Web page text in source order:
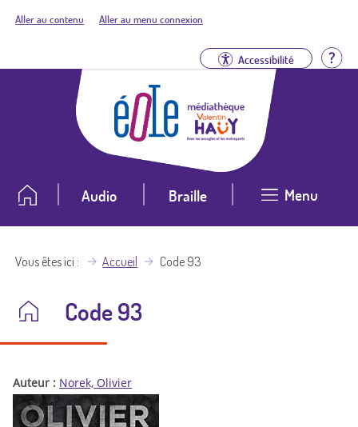
Aller au contenu Aller au menu connexion
Accessibilité
Audio Braille Menu
Vous êtes ici Accueil Code 93
Code 93
Auteur : Norek, Olivier